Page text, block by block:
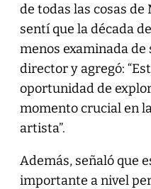
de todas las cosas
sentí que la década
menos examinada de
director y agregó:
oportunidad de
momento crucial en
artista”.
Además, señaló que
importante a nivel